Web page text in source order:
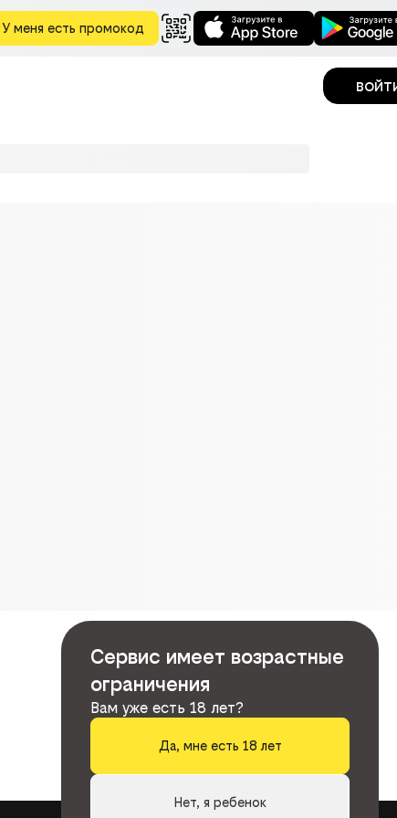
У меня есть промокод
Сервис имеет возрастные
ограничения
Вам уже есть 18 лет?
Да, мне есть 18 лет
Нет, я ребенок